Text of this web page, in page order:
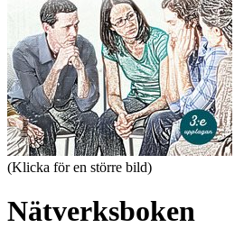
(Klicka för en större bild)
Nätverksboken